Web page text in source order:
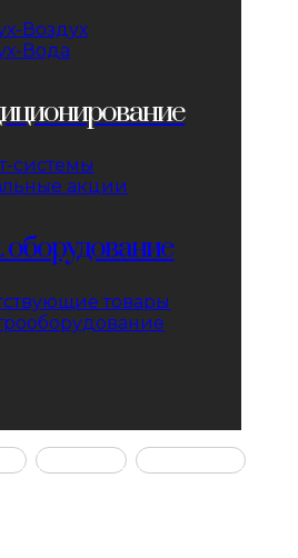
Воздух
Вода
системы
акции
оборудование
товары
YouTube ВКонтакте